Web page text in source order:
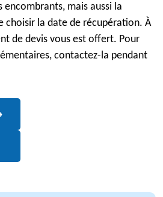
encombrants, mais aussi la
choisir la date de récupération. À
de devis vous est offert. Pour
contactez-la pendant